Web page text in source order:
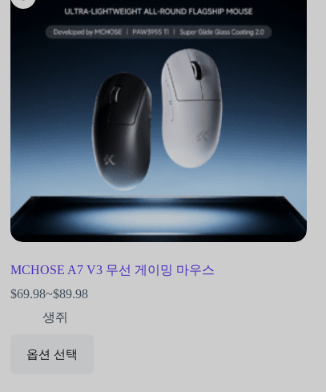
MCHOSE A7 V3 무선 게이밍 마우스
$69.98~$89.98
생쥐
옵션 선택